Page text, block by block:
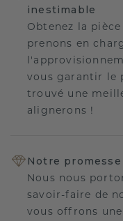
inestimable
Obtenez la
prenons en
vous garantir le
trouvé une
alignerons !
Notre promesse
Nous nous
savoir-faire de
vous offrons